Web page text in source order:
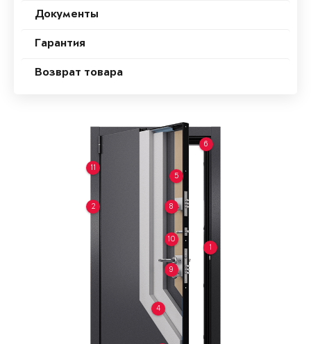
Документы
Гарантия
Возврат товара
1
2
4
5
6
8
9
10
11